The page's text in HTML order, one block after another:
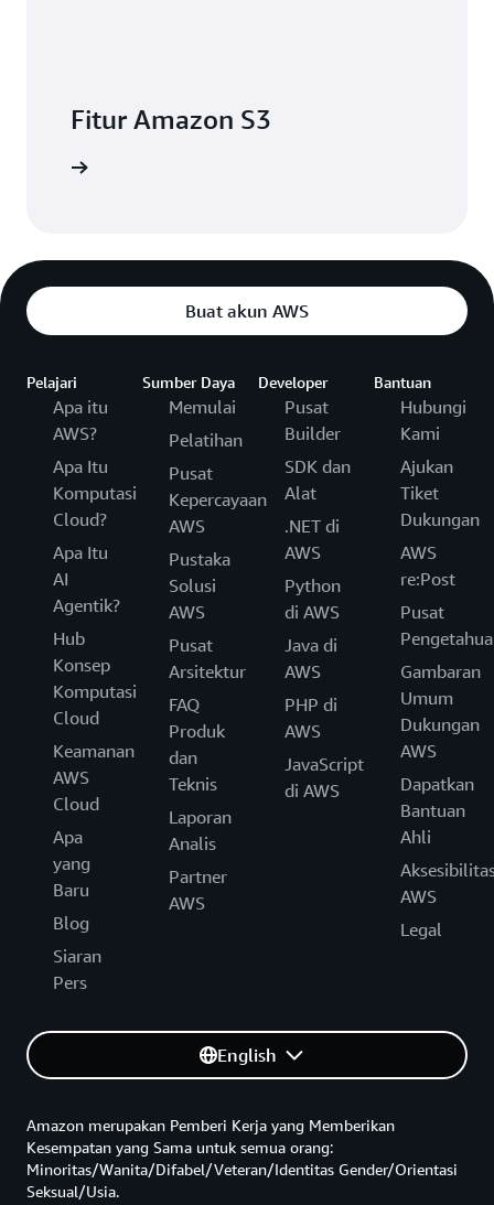
Fitur Amazon S3
Buat akun AWS
Pelajari
Apa itu
AWS?
Apa Itu
Komputasi
Cloud?
Apa Itu
AI
Agentik?
Hub
Konsep
Komputasi
Cloud
Keamanan
AWS
Cloud
Apa
yang
Baru
Blog
Siaran
Pers
Sumber Daya
Memulai
Pelatihan
Pusat
Kepercayaan
AWS
Pustaka
Solusi
AWS
Pusat
Arsitektur
FAQ
Produk
dan
Teknis
Laporan
Analis
Partner
AWS
Developer
Pusat
Builder
SDK dan
Alat
.NET di
AWS
Python
di AWS
Java di
AWS
PHP di
AWS
JavaScript
di AWS
Bantuan
Hubungi
Kami
Ajukan
Tiket
Dukungan
AWS
re:Post
Pusat
Gambaran
Umum
Dukungan
AWS
Dapatkan
Bantuan
Ahli
AWS
Legal
English
Amazon merupakan Pemberi Kerja yang Memberikan
Kesempatan yang Sama untuk semua orang:
Minoritas/Wanita/Difabel/Veteran/Identitas Gender/Orientasi
Seksual/Usia.